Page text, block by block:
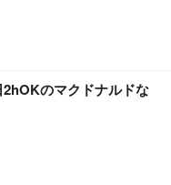
のマクドナルドな